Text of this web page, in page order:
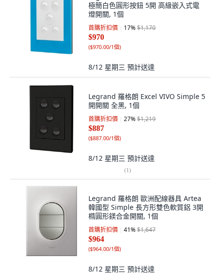
極簡白色圓形按鈕 5開 高級嵌入式電
燈開關, 1個
首購折扣價 17%$1,170
$970
($970.00/1個)
8/12 星期三 預計送達
Legrand 羅格朗 Excel VIVO Simple 5
開開關 全黑, 1個
首購折扣價 27%$1,219
$887
($887.00/1個)
8/12 星期三 預計送達
(1)
Legrand 羅格朗 歐洲配線器具 Artea
韓國型 Simple 長方形雙色軟質鋁 3開
橢圓形鎂合金開關, 1個
首購折扣價 41%$1,647
$964
($964.00/1個)
8/12 星期三 預計送達